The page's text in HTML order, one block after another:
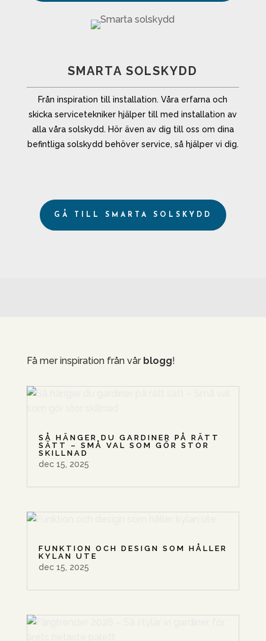
SMARTA SOLSKYDD
Från inspiration till installation. Våra erfarna och
skicka servicetekniker hjälper till med installation av
alla våra solskydd. Hör även av dig till oss om dina
befintliga solskydd behöver service, så hjälper vi dig.
GÅ TILL SMARTA SOLSKYDD
Få mer inspiration från vår blogg!
SÅ HÄNGER DU GARDINER PÅ RÄTT
SÄTT – SMÅ VAL SOM GÖR STOR
SKILLNAD
dec 15, 2025
FUNKTION OCH DESIGN SOM HÅLLER
KYLAN UTE
dec 15, 2025